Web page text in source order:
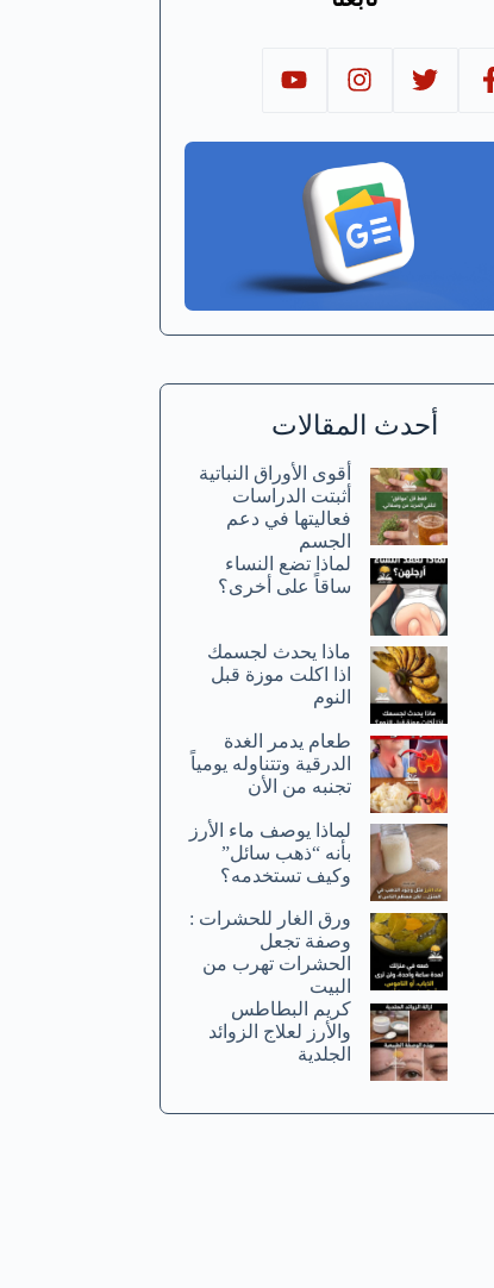
أحدث المقالات
أقوى الأوراق النباتية
أثبتت الدراسات
فعاليتها في دعم
الجسم
لماذا تضع النساء
ساقاً على أخرى؟
ماذا يحدث لجسمك
اذا اكلت موزة قبل
النوم
طعام يدمر الغدة
الدرقية وتتناوله يومياً
تجنبه من الأن
لماذا يوصف ماء الأرز
بأنه “ذهب سائل”
وكيف تستخدمه؟
ورق الغار للحشرات :
وصفة تجعل
الحشرات تهرب من
البيت
كريم البطاطس
والأرز لعلاج الزوائد
الجلدية